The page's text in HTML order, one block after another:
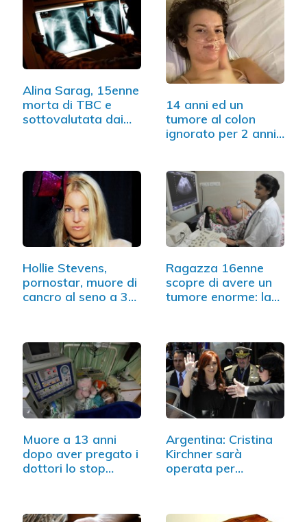
Alina Sarag, 15enne
morta di TBC e
sottovalutata dai
14 anni ed un
tumore al colon
ignorato per 2 anni
Hollie Stevens,
pornostar, muore di
cancro al seno a 30
Ragazza 16enne
scopre di avere un
tumore enorme: la…
Muore a 13 anni
dopo aver pregato i
dottori lo stop…
Argentina: Cristina
Kirchner sarà
operata per